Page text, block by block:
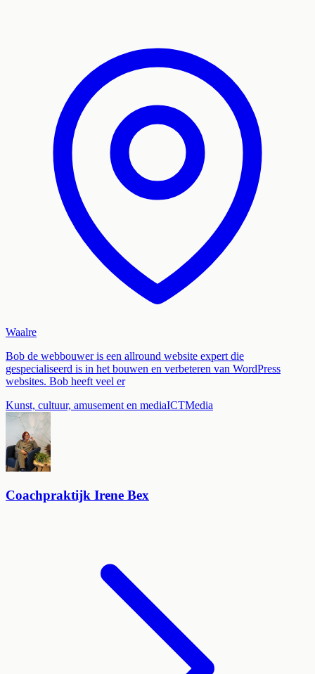
Waalre
Bob de webbouwer is een allround website expert die
gespecialiseerd is in het bouwen en verbeteren van WordPress
websites. Bob heeft veel er
Kunst, cultuur, amusement en mediaICTMedia
Coachpraktijk Irene Bex